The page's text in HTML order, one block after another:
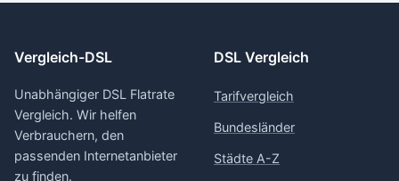
Vergleich-DSL
Unabhängiger DSL Flatrate
Vergleich. Wir helfen
Verbrauchern, den
passenden Internetanbieter
zu finden.
DSL Vergleich
Tarifvergleich
Bundesländer
Städte A-Z